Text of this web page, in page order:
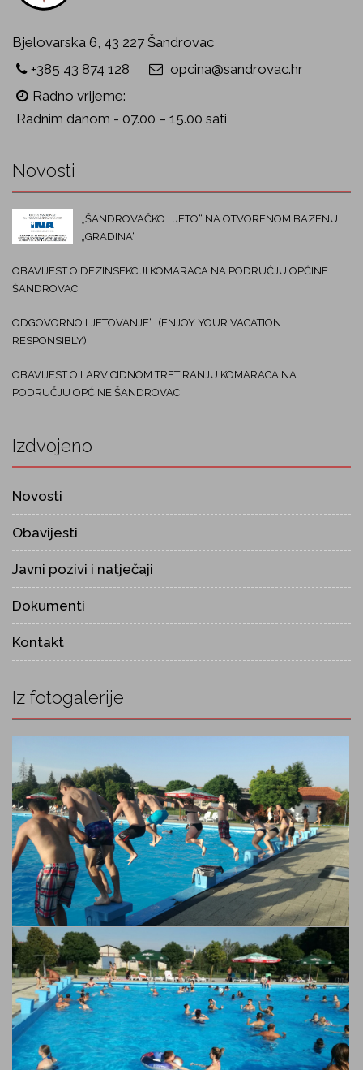
Bjelovarska 6, 43 227 Šandrovac
+385 43 874 128
opcina@sandrovac.hr
Radno vrijeme:
Radnim danom - 07.00 – 15.00 sati
Novosti
„ŠANDROVAČKO LJETO“ NA OTVORENOM BAZENU
„GRADINA“
OBAVIJEST O DEZINSEKCIJI KOMARACA NA PODRUČJU OPĆINE
ŠANDROVAC
ODGOVORNO LJETOVANJE“ (ENJOY YOUR VACATION
RESPONSIBLY)
OBAVIJEST O LARVICIDNOM TRETIRANJU KOMARACA NA
PODRUČJU OPĆINE ŠANDROVAC
Izdvojeno
Novosti
Obavijesti
Javni pozivi i natječaji
Dokumenti
Kontakt
Iz fotogalerije